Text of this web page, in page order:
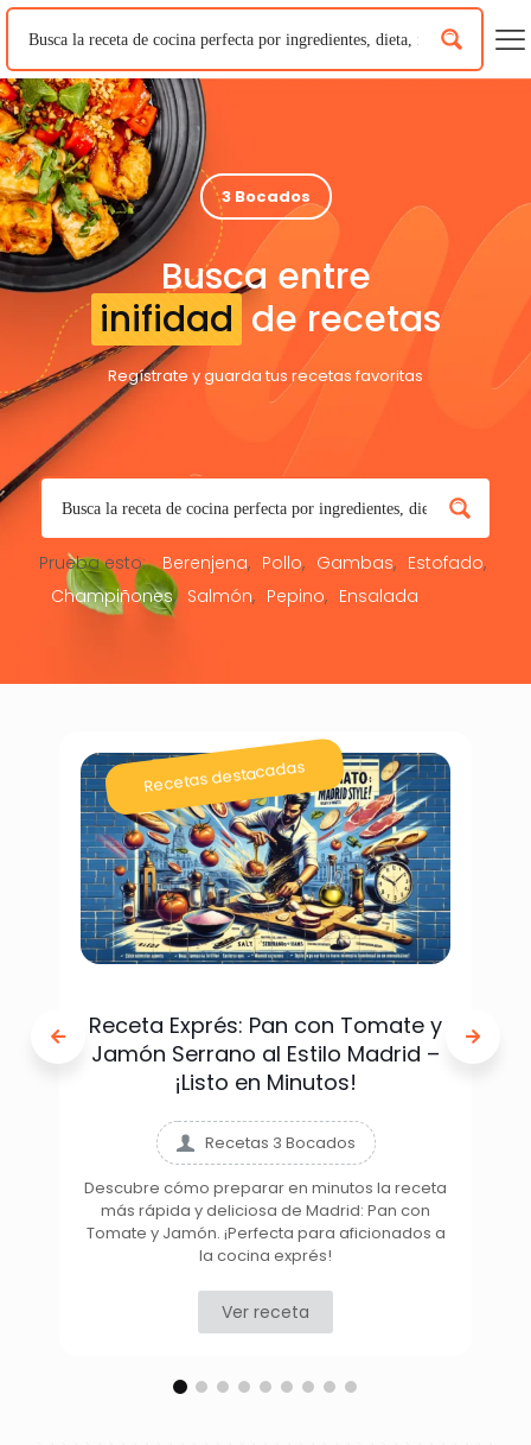
3 Bocados
Busca entre
inifidad de recetas
Regístrate y guarda tus recetas favoritas
Prueba esto: Berenjena Pollo Gambas
Estofado
Champiñones
Salmón Pepino Ensalada
Recetas destacadas
Receta Exprés: Pan con Tomate y
Jamón Serrano al Estilo Madrid –
¡Listo en Minutos!
Recetas 3 Bocados
Descubre cómo preparar en minutos la receta
más rápida y deliciosa de Madrid: Pan con
Tomate y Jamón. ¡Perfecta para aficionados a
la cocina exprés!
Ver receta